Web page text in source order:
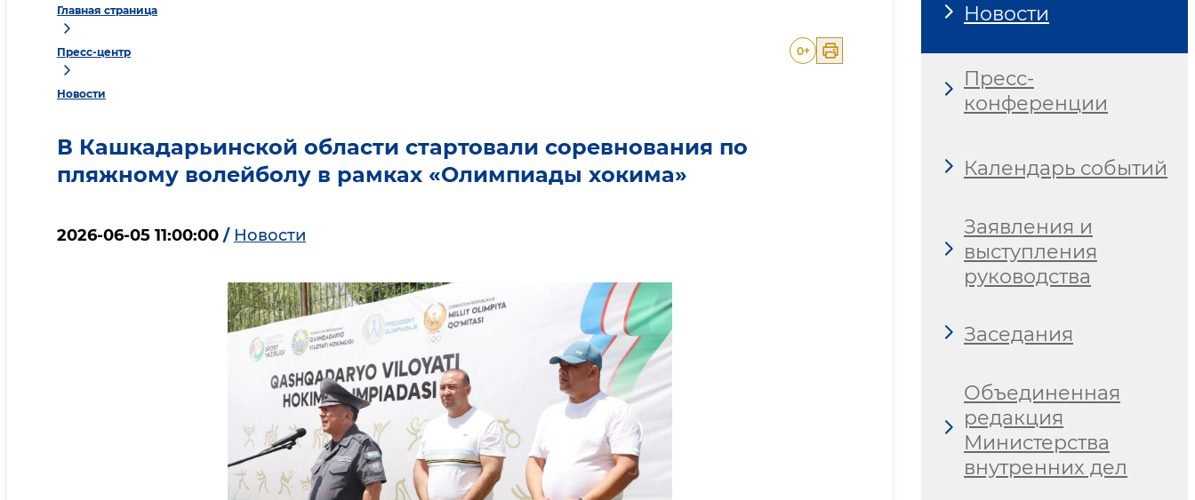
Главная страница
Пресс-центр
Новости
0+
В Кашкадарьинской области стартовали соревнования по
пляжному волейболу в рамках «Олимпиады хокима»
2026-06-05 11:00:00 / Новости
Новости
Пресс-
конференции
Календарь событий
Заявления и
выступления
руководства
Заседания
Объединенная
редакция
Министерства
внутренних дел